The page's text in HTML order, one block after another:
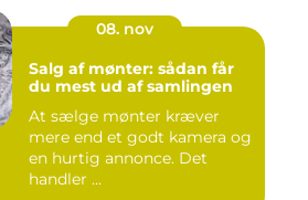
08. nov
Salg af mønter: sådan får
du mest ud af samlingen
At sælge mønter kræver
mere end et godt kamera og
en hurtig annonce. Det
handler ...